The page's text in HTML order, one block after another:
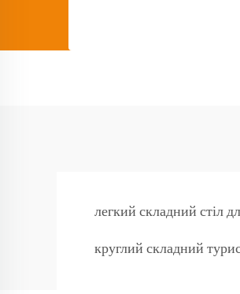
легкий складний стіл
круглий складний